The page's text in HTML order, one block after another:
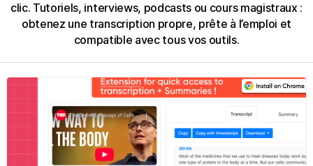
clic. Tutoriels, interviews, podcasts ou cours magistraux :
obtenez une transcription propre, prête à l’emploi et
compatible avec tous vos outils.